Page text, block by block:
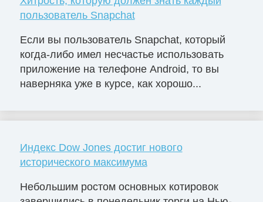
пользователь Snapchat
Если вы пользователь Snapchat, который
когда-либо имел несчастье использовать
приложение на телефоне Android, то вы
наверняка уже в курсе, как хорошо...
Индекс Dow Jones достиг нового
исторического максимума
Небольшим ростом основных котировок